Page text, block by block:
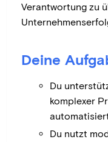
Verantwortung zu
Deine
Du
komplexer
Du nutzt